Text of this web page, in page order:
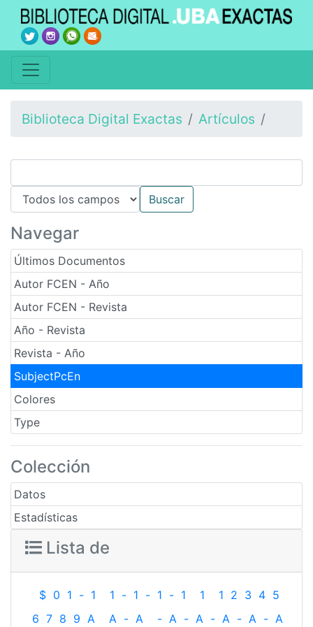
Biblioteca Digital Exactas Artículos
Navegar
Últimos Documentos
Autor FCEN - Año
Autor FCEN - Revista
Año - Revista
Revista - Año
SubjectPcEn
Colores
Type
Colección
Datos
Estadísticas
Lista de
$ 0 1 - 1 1 - 1 - 1 - 1 1 1 2 3 4 5
6 7 8 9 A A - A - A - A - A - A - A